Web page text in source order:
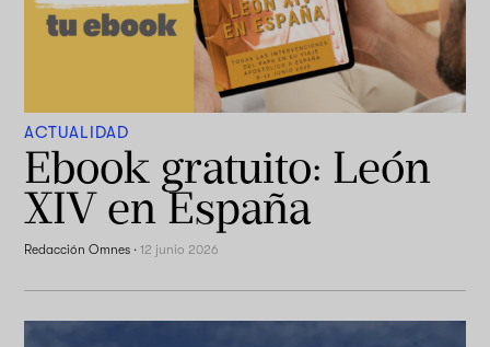
ACTUALIDAD
Ebook gratuito: León
XIV en España
Redacción Omnes ·12 junio 2026